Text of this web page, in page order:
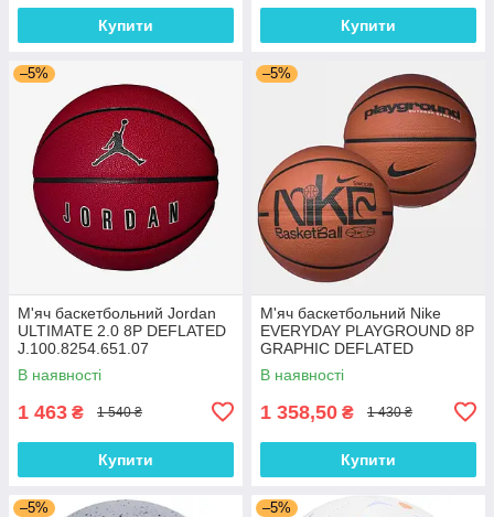
Купити Купити
–5%
М'яч баскетбольний Jordan
ULTIMATE 2.0 8P DEFLATED
J.100.8254.651.07
В наявності
1 463 ₴ 1 540 ₴
Купити
–5%
М'яч баскетбольний Nike
EVERYDAY PLAYGROUND 8P
GRAPHIC DEFLATED
N.100.4371.810.07
В наявності
1 358,50 ₴ 1 430 ₴
Купити
–5% –5%